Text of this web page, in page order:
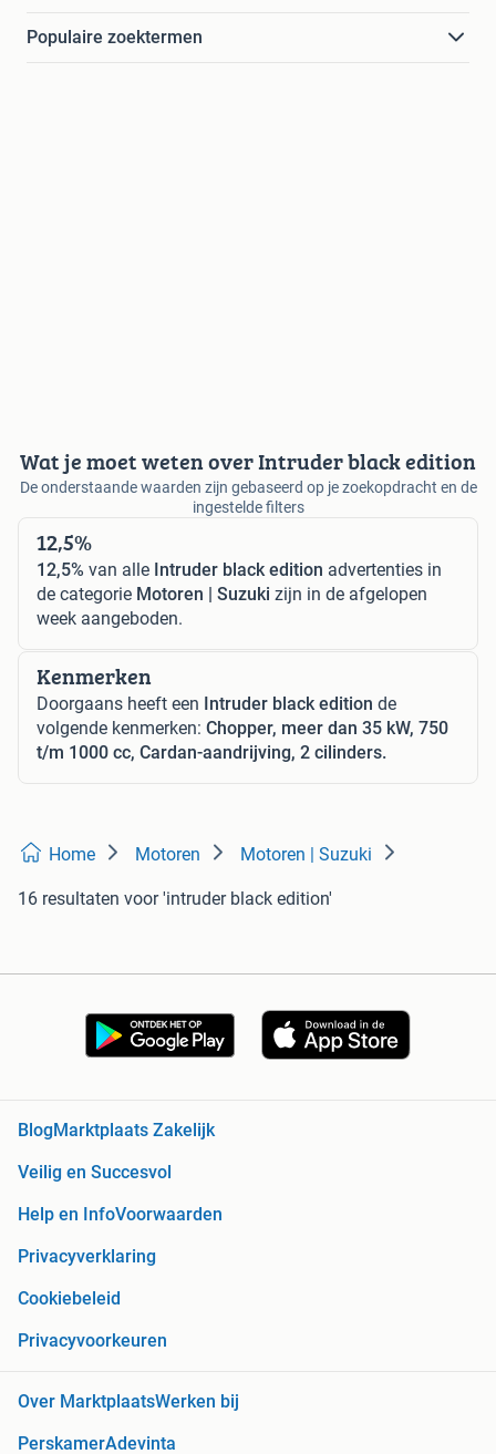
Populaire zoektermen
Wat je moet weten over Intruder black edition
De onderstaande waarden zijn gebaseerd op je zoekopdracht en de
ingestelde filters
12,5%
12,5% van alle Intruder black edition advertenties in
de categorie Motoren | Suzuki zijn in de afgelopen
week aangeboden.
Kenmerken
Doorgaans heeft een Intruder black edition de
volgende kenmerken: Chopper, meer dan 35 kW, 750
t/m 1000 cc, Cardan-aandrijving, 2 cilinders.
Home Motoren Motoren | Suzuki
16 resultaten voor 'intruder black edition'
BlogMarktplaats Zakelijk
Veilig en Succesvol
Help en InfoVoorwaarden
Privacyverklaring
Cookiebeleid
Privacyvoorkeuren
Over MarktplaatsWerken bij
PerskamerAdevinta